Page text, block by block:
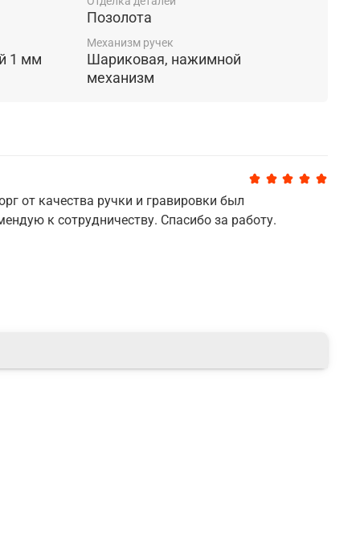
Позолота
1 мм
Механизм ручек
Шариковая, нажимной
механизм
от качества ручки и гравировки был
к сотрудничеству. Спасибо за работу.